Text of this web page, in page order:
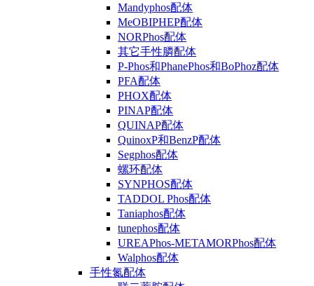
Mandyphos配体
MeOBIPHEP配体
NORPhos配体
其它手性膦配体
P-Phos和PhanePhos和BoPhoz配体
PFA配体
PHOX配体
PINAP配体
QUINAP配体
QuinoxP和BenzP配体
Segphos配体
螺环配体
SYNPHOS配体
TADDOL Phos配体
Taniaphos配体
tunephos配体
UREAPhos-METAMORPhos配体
Walphos配体
手性氮配体